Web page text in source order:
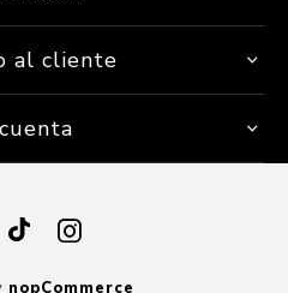
al cliente
nopCommerce